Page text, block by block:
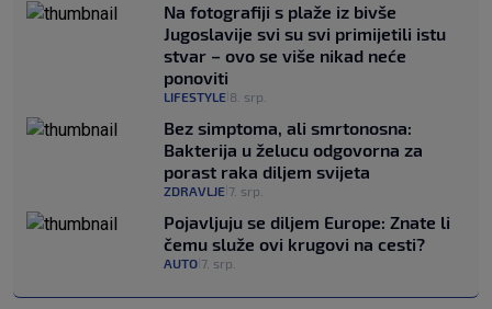
Na fotografiji s plaže iz bivše
Jugoslavije svi su svi primijetili istu
stvar – ovo se više nikad neće
ponoviti
LIFESTYLE 8. srp.
Bez simptoma, ali smrtonosna:
Bakterija u želucu odgovorna za
porast raka diljem svijeta
ZDRAVLJE 7. srp.
Pojavljuju se diljem Europe: Znate li
čemu služe ovi krugovi na cesti?
AUTO 7. srp.